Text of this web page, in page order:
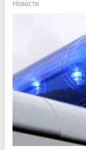
Новости